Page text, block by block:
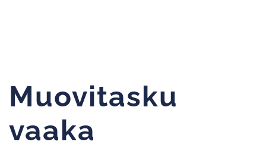
Muovitasku
vaaka